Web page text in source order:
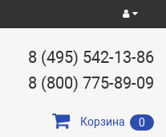
8 (495) 542-13-86
8 (800) 775-89-09
Корзина 0